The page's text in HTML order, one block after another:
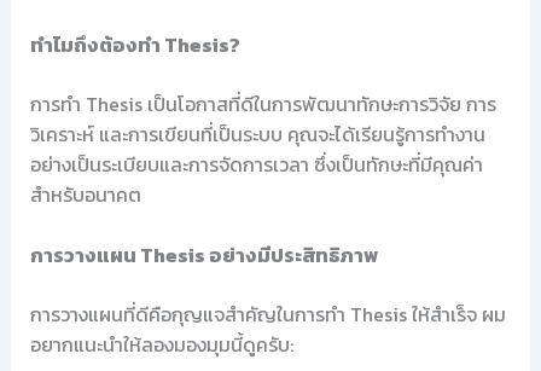
ทำไมถึงต้องทำ Thesis?
การทำ Thesis เป็นโอกาสที่ดีในการพัฒนาทักษะการวิจัย การ
วิเคราะห์ และการเขียนที่เป็นระบบ คุณจะได้เรียนรู้การทำงาน
อย่างเป็นระเบียบและการจัดการเวลา ซึ่งเป็นทักษะที่มีคุณค่า
สำหรับอนาคต
การวางแผน Thesis อย่างมีประสิทธิภาพ
การวางแผนที่ดีคือกุญแจสำคัญในการทำ Thesis ให้สำเร็จ ผม
อยากแนะนำให้ลองมองมุมนี้ดูครับ: